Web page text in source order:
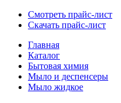
Смотреть прайс-лист
Скачать прайс-лист
Главная
Каталог
Бытовая химия
Мыло и деспенсеры
Мыло жидкое